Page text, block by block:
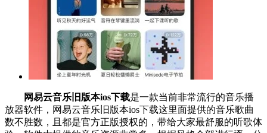
网易云音乐旧版本ios下载是一款当前非常流行的音乐播
放器软件，网易云音乐旧版本ios下载这里面提供的音乐歌曲
数不胜数，且都是官方正版授权的，带给大家最舒服的听歌体